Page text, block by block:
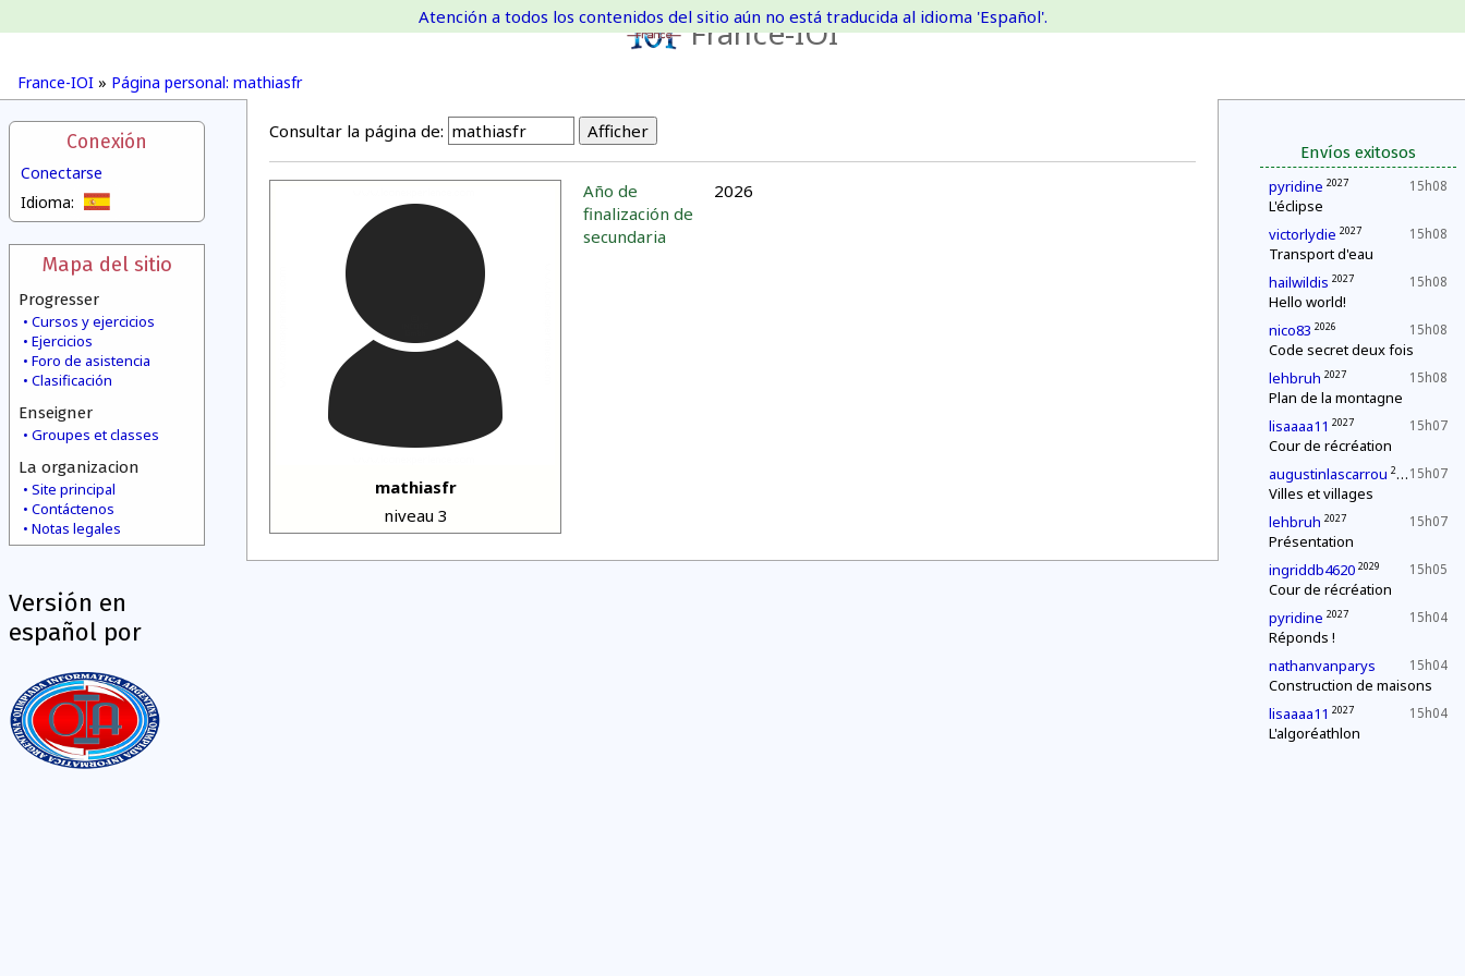
France-IOI
France-IOI » Página personal: mathiasfr
Atención a todos los contenidos del sitio aún no está traducida al idioma 'Español'.
Conexión
Conectarse
Idioma:
Mapa del sitio
Progresser
Cursos y ejercicios
Ejercicios
Foro de asistencia
Clasificación
Enseigner
Groupes et classes
La organizacion
Site principal
Contáctenos
Notas legales
Versión en
español por
Envíos exitosos
15h08
pyridine 2027
L'éclipse
15h08
victorlydie 2027
Transport d'eau
15h08
hailwildis 2027
Hello world!
15h08
nico83 2026
Code secret deux fois
15h08
lehbruh 2027
Plan de la montagne
15h07
lisaaaa11 2027
Cour de récréation
15h07
augustinlascarrou 2027
Villes et villages
15h07
lehbruh 2027
Présentation
15h05
ingriddb4620 2029
Cour de récréation
15h04
pyridine 2027
Réponds !
15h04
nathanvanparys
Construction de maisons
15h04
lisaaaa11 2027
L'algoréathlon
Consultar la página de:
mathiasfr
niveau 3
Año de
finalización de
secundaria
2026